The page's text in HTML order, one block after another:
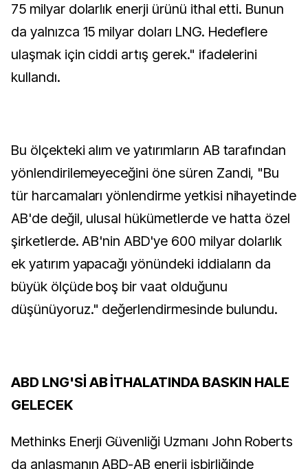
75 milyar dolarlık enerji ürünü ithal etti. Bunun
da yalnızca 15 milyar doları LNG. Hedeflere
ulaşmak için ciddi artış gerek." ifadelerini
kullandı.
Bu ölçekteki alım ve yatırımların AB tarafından
yönlendirilemeyeceğini öne süren Zandi, "Bu
tür harcamaları yönlendirme yetkisi nihayetinde
AB'de değil, ulusal hükümetlerde ve hatta özel
şirketlerde. AB'nin ABD'ye 600 milyar dolarlık
ek yatırım yapacağı yönündeki iddiaların da
büyük ölçüde boş bir vaat olduğunu
düşünüyoruz." değerlendirmesinde bulundu.
ABD LNG'Sİ AB İTHALATINDA BASKIN HALE
GELECEK
Methinks Enerji Güvenliği Uzmanı John Roberts
da anlaşmanın ABD-AB enerji işbirliğinde